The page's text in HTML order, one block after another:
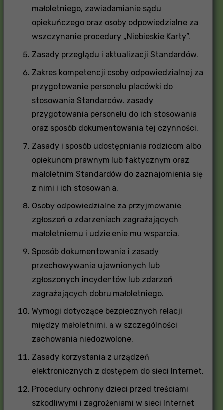
małoletniego, zawiadamianie sądu
opiekuńczego oraz osoby odpowiedzialne za
wszczynanie procedury „Niebieskie Karty”.
Zasady przeglądu i aktualizacji Standardów.
Zakres kompetencji osoby odpowiedzialnej za
przygotowanie personelu placówki do
stosowania Standardów, zasady
przygotowania personelu do ich stosowania
oraz sposób dokumentowania tej czynności.
Zasady i sposób udostępniania rodzicom albo
opiekunom prawnym lub faktycznym oraz
małoletnim Standardów do zaznajomienia się
z nimi i ich stosowania.
Osoby odpowiedzialne za przyjmowanie
zgłoszeń o zdarzeniach zagrażających
małoletniemu i udzielenie mu wsparcia.
Sposób dokumentowania i zasady
przechowywania ujawnionych lub
zgłoszonych incydentów lub zdarzeń
zagrażających dobru małoletniego.
Wymogi dotyczące bezpiecznych relacji
między małoletnimi, a w szczególności
zachowania niedozwolone.
Zasady korzystania z urządzeń
elektronicznych z dostępem do sieci Internet.
Procedury ochrony dzieci przed treściami
szkodliwymi i zagrożeniami w sieci Internet